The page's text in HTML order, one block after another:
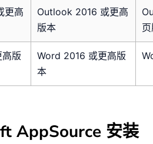
更高
Outlook 2016 或更高
版本
版
Word 2016 或更高版
本
AppSource 安装